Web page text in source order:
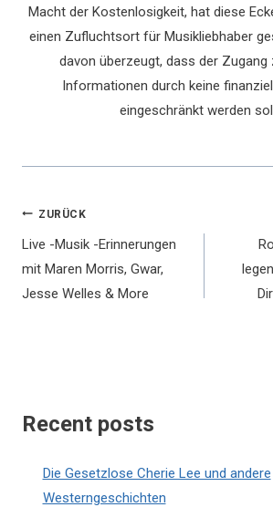
Macht der Kostenlosigkeit, hat diese
einen Zufluchtsort für Musikliebhaber
davon überzeugt, dass der Zugang
Informationen durch keine
eingeschränkt werden
Beitragsnavigation
ZURÜCK
Live -Musik -Erinnerungen
mit Maren Morris, Gwar,
Jesse Welles & More
Recent posts
Die Gesetzlose Cherie Lee und andere
Westerngeschichten